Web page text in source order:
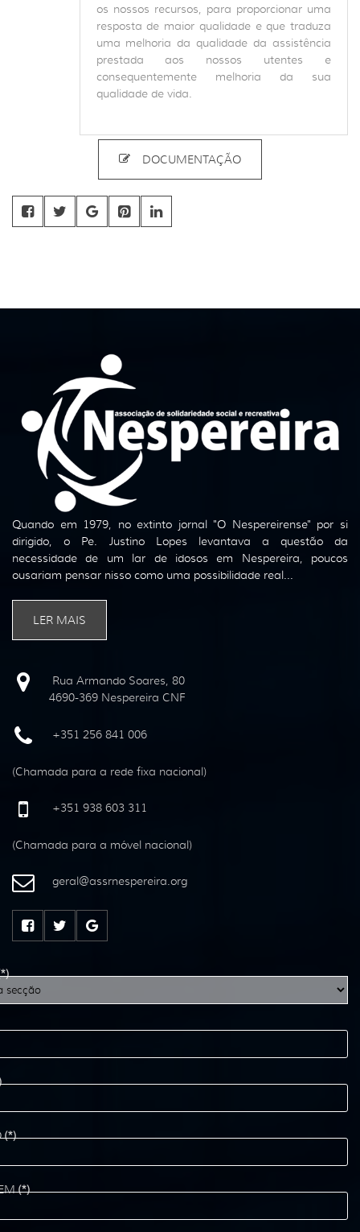
os nossos recursos, para proporcionar uma
resposta de maior qualidade e que traduza
uma melhoria da qualidade da assistência
prestada aos nossos utentes e
consequentemente melhoria da sua
qualidade de vida.
DOCUMENTAÇÃO
Quando em 1979, no extinto jornal "O Nespereirense" por si
dirigido, o Pe. Justino Lopes levantava a questão da
necessidade de um lar de idosos em Nespereira, poucos
ousariam pensar nisso como uma possibilidade real...
LER MAIS
Rua Armando Soares, 80
4690-369 Nespereira CNF
+351 256 841 006
(Chamada para a rede fixa nacional)
+351 938 603 311
(Chamada para a móvel nacional)
geral@assrnespereira.org
(*)
(*)